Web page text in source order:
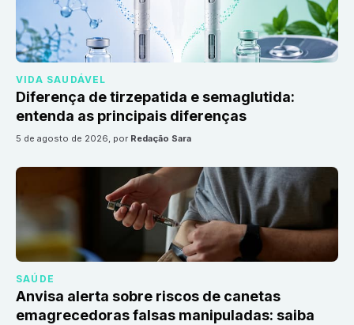
VIDA SAUDÁVEL
Diferença de tirzepatida e semaglutida:
entenda as principais diferenças
5 de agosto de 2026, por Redação Sara
SAÚDE
Anvisa alerta sobre riscos de canetas
emagrecedoras falsas manipuladas: saiba